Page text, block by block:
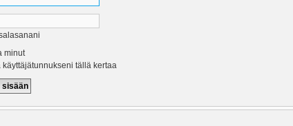
minut
käyttäjätunnukseni tällä kertaa